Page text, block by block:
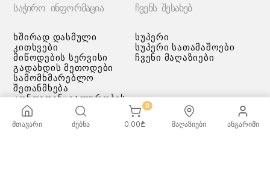
ᲡᲐᲭᲘᲠᲝ ᲘᲜᲤᲝᲠᲛᲐᲪᲘᲐ
ხშირად დასმული
კითხვები
მიწოდების სერვისი
გადახდის მეთოდები
სამომხმარებლო
შეთანმხება
კონფიდენციალურობის
პოლიტიკა
♡ სურვილების სია
ქვაბებისა და ტაფების
ᲩᲕᲔᲜᲡ ᲨᲔᲡᲐᲮᲔᲑ
სუპერი
სუპერი სათამაშოები
ჩვენი მაღაზიები
მთავარი ძებნა
0
0.00₾ მაღაზიები ანგარიში